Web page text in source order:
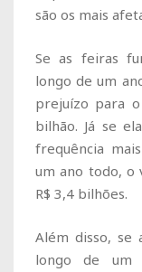
são os mais
Se as feiras
longo de um
prejuízo para o
bilhão. Já se
frequência
um ano todo, o
R$ 3,4 bilhões.
Além disso, se
longo de um